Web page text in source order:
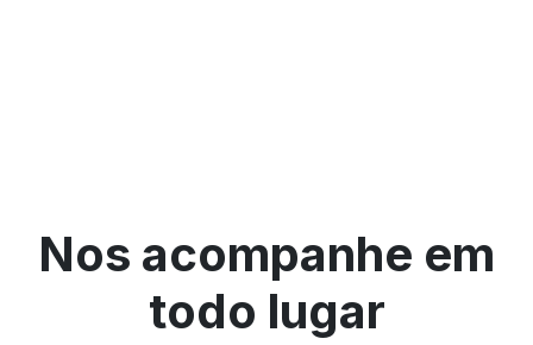
Nos acompanhe em
todo lugar